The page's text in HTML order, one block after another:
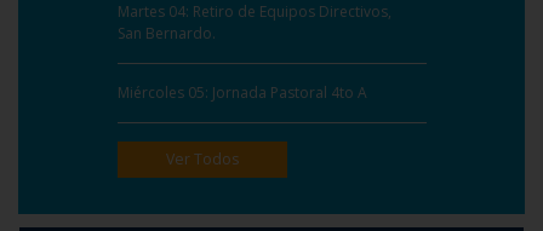
Martes 04: Retiro de Equipos Directivos,
San Bernardo.
Miércoles 05: Jornada Pastoral 4to A
Ver Todos